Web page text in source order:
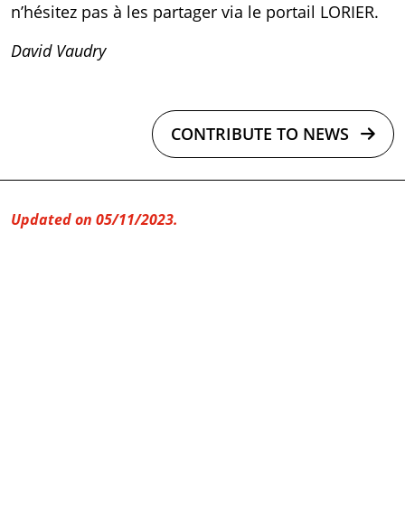
n’hésitez pas à les partager via le portail LORIER.
David Vaudry
CONTRIBUTE TO NEWS
Updated on 05/11/2023.